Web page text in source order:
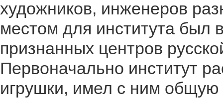
художников, инженеров
местом для института был
признанных центров
Первоначально институт
игрушки, имел с ним